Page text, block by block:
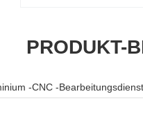
PRODUKT-
-CNC -